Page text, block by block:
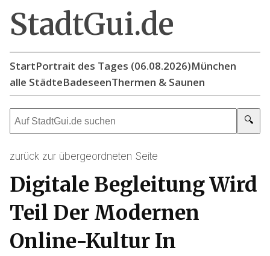
StadtGui.de
StartPortrait des Tages (06.08.2026)München
alle StädteBadeseenThermen & Saunen
🔍
zurück zur übergeordneten Seite
Digitale Begleitung Wird
Teil Der Modernen
Online-Kultur In